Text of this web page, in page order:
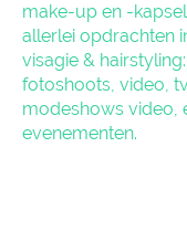
make-up en -
allerlei opdrachten
visagie & hairstyling:
fotoshoots, video,
modeshows video,
evenementen.